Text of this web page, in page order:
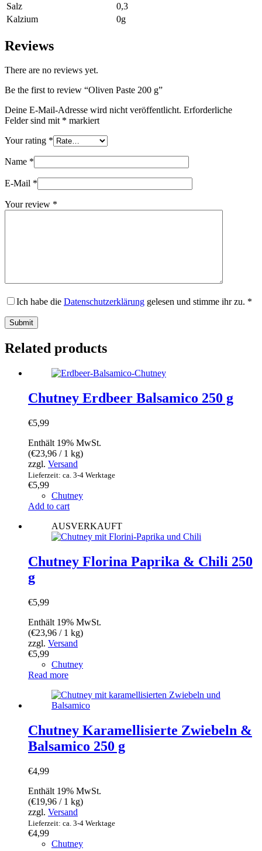
Salz
0,3
Kalzium
0g
Reviews
There are no reviews yet.
Be the first to review “Oliven Paste 200 g”
Deine E-Mail-Adresse wird nicht veröffentlicht. Erforderliche
Felder sind mit * markiert
Your rating *
Name *
E-Mail *
Your review *
Ich habe die Datenschutzerklärung gelesen und stimme ihr zu. *
Submit
Related products
Chutney Erdbeer Balsamico 250 g
€5,99
Enthält 19% MwSt.
(€23,96 / 1 kg)
zzgl. Versand
Lieferzeit: ca. 3-4 Werktage
€5,99
Chutney
Add to cart
AUSVERKAUFT
Chutney Florina Paprika & Chili 250
g
€5,99
Enthält 19% MwSt.
(€23,96 / 1 kg)
zzgl. Versand
€5,99
Chutney
Read more
Chutney Karamellisierte Zwiebeln &
Balsamico 250 g
€4,99
Enthält 19% MwSt.
(€19,96 / 1 kg)
zzgl. Versand
Lieferzeit: ca. 3-4 Werktage
€4,99
Chutney